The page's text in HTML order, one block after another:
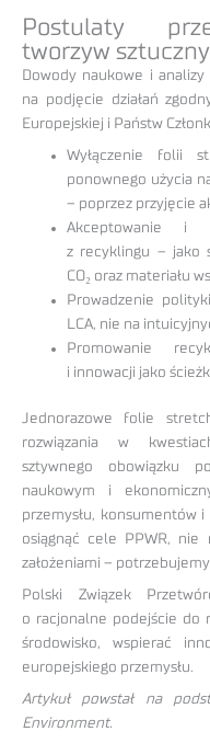
Postulaty
tworzyw
Dowody naukowe i analizy
na podjęcie działań
Europejskiej i Państw
Wyłączenie folii
ponownego użycia
– poprzez przyjęcie
Akceptowanie i
z recyklingu – jako
CO₂ oraz materiału
Prowadzenie
LCA, nie na
Promowanie
i innowacji jako
Jednorazowe folie
rozwiązania w
sztywnego obowiązku
naukowym i
przemysłu, konsumentów
osiągnąć cele PPWR, nie
założeniami –
Polski Związek
o racjonalne podejście do
środowisko, wspierać
europejskiego przemysłu.
Artykuł powstał na
Environment.